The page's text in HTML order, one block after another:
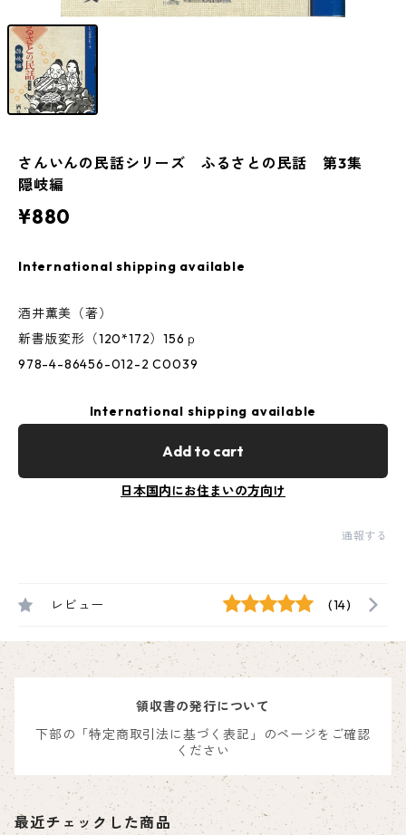
さんいんの民話シリーズ ふるさとの民話 第3集
隠岐編
¥880
International shipping available
酒井薫美（著）
新書版変形（120*172）156ｐ
978-4-86456-012-2 C0039
International shipping available
Add to cart
日本国内にお住まいの方向け
通報する
レビュー (14)
領収書の発行について
下部の「特定商取引法に基づく表記」のページをご確認
ください
最近チェックした商品